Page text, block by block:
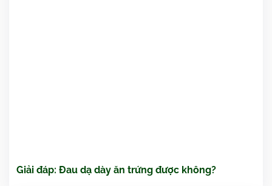
Giải đáp: Đau dạ dày ăn trứng được không?